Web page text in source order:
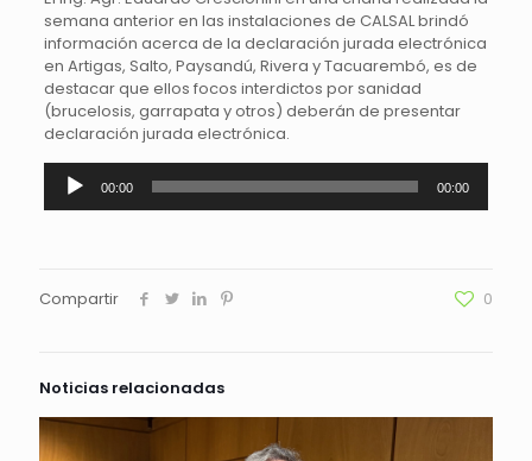
semana anterior en las instalaciones de CALSAL brindó
información acerca de la declaración jurada electrónica
en Artigas, Salto, Paysandú, Rivera y Tacuarembó, es de
destacar que ellos focos interdictos por sanidad
(brucelosis, garrapata y otros) deberán de presentar
declaración jurada electrónica.
Reproductor
audio
00:00 00:00
Compartir 0
Noticias relacionadas